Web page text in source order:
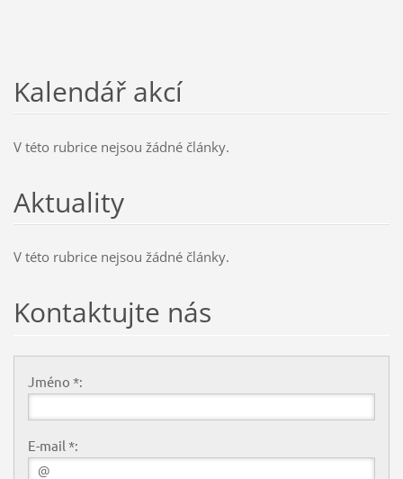
Kalendář akcí
V této rubrice nejsou žádné články.
Aktuality
V této rubrice nejsou žádné články.
Kontaktujte nás
Jméno *:
E-mail *: